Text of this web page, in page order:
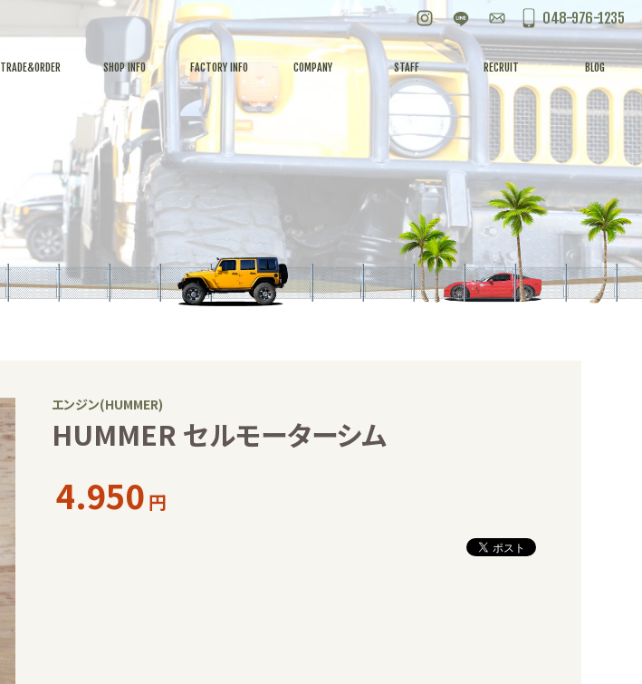
お問い合わせ
048-976-1235
TRADE&ORDER SHOP INFO FACTORY INFO COMPANY STAFF RECRUIT BLOG
エンジン(HUMMER)
HUMMER セルモーターシム
4.950 円